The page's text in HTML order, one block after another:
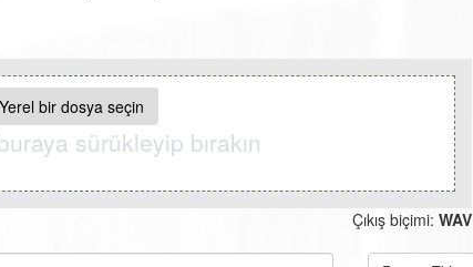
Yerel bir dosya seçin
sürükleyip bırakın
Çıkış biçimi: WAV